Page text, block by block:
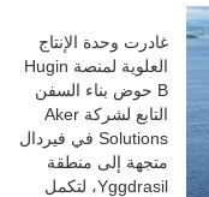
غادرت وحدة الإنتاج
العلوية لمنصة Hugin
B حوض بناء السفن
التابع لشركة Aker
Solutions في فيردال
متجهة إلى منطقة
Yggdrasil، لتكمل